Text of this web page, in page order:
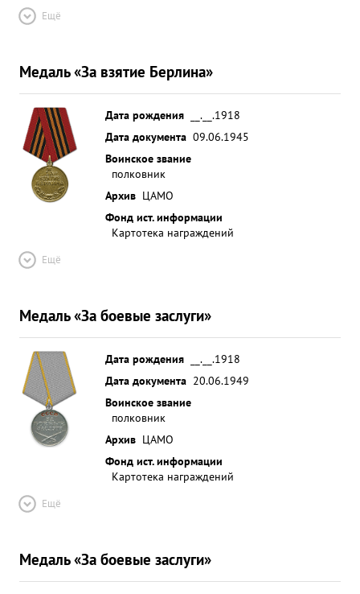
Ещё
Медаль «За взятие Берлина»
Дата рождения
__.__.1918
Дата документа 09.06.1945
Воинское звание
полковник
Архив ЦАМО
Фонд ист. информации
Картотека награждений
Ещё
Медаль «За боевые заслуги»
Дата рождения
__.__.1918
Дата документа 20.06.1949
Воинское звание
полковник
Архив ЦАМО
Фонд ист. информации
Картотека награждений
Ещё
Медаль «За боевые заслуги»